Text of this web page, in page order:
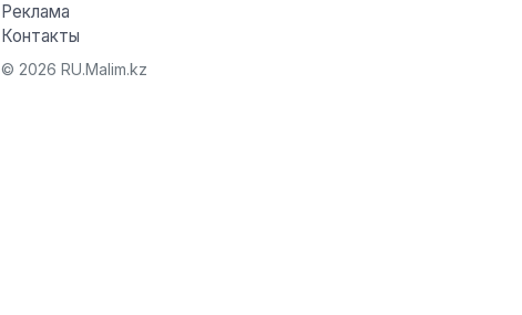
Реклама
Контакты
© 2026 RU.Malim.kz